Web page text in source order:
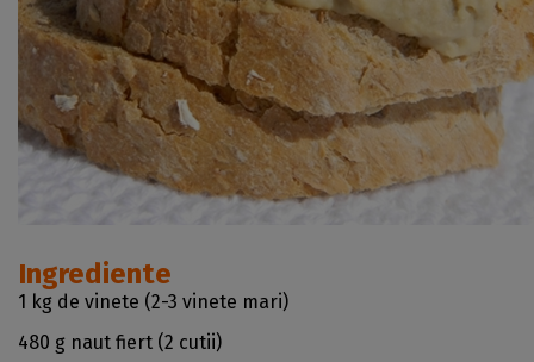
Ingrediente
1 kg de vinete (2-3 vinete mari)
480 g naut fiert (2 cutii)